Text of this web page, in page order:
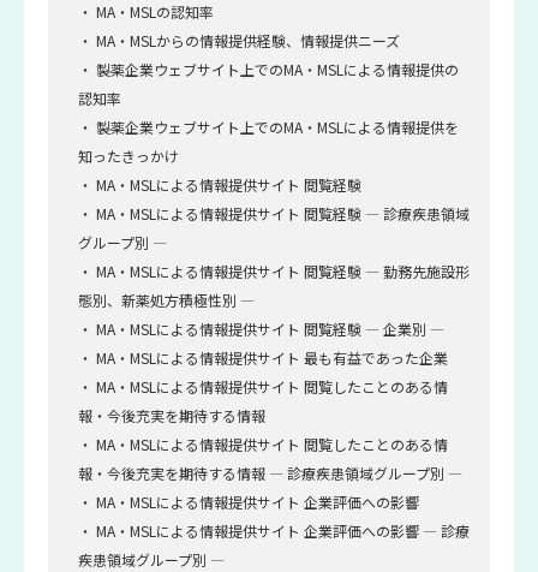
・ MA・MSLの認知率
・ MA・MSLからの情報提供経験、情報提供ニーズ
・ 製薬企業ウェブサイト上でのMA・MSLによる情報提供の
認知率
・ 製薬企業ウェブサイト上でのMA・MSLによる情報提供を
知ったきっかけ
・ MA・MSLによる情報提供サイト 閲覧経験
・ MA・MSLによる情報提供サイト 閲覧経験 ― 診療疾患領域
グループ別 ―
・ MA・MSLによる情報提供サイト 閲覧経験 ― 勤務先施設形
態別、新薬処方積極性別 ―
・ MA・MSLによる情報提供サイト 閲覧経験 ― 企業別 ―
・ MA・MSLによる情報提供サイト 最も有益であった企業
・ MA・MSLによる情報提供サイト 閲覧したことのある情
報・今後充実を期待する情報
・ MA・MSLによる情報提供サイト 閲覧したことのある情
報・今後充実を期待する情報 ― 診療疾患領域グループ別 ―
・ MA・MSLによる情報提供サイト 企業評価への影響
・ MA・MSLによる情報提供サイト 企業評価への影響 ― 診療
疾患領域グループ別 ―